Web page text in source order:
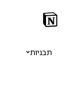
תבניות